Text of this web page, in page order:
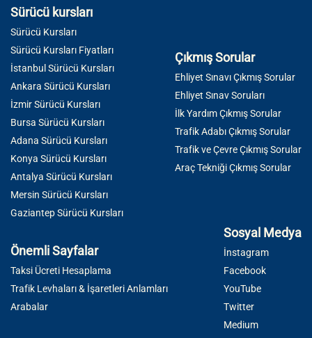
Sürücü kursları
Sürücü Kursları
Sürücü Kursları Fiyatları
İstanbul Sürücü Kursları
Ankara Sürücü Kursları
İzmir Sürücü Kursları
Bursa Sürücü Kursları
Adana Sürücü Kursları
Konya Sürücü Kursları
Antalya Sürücü Kursları
Mersin Sürücü Kursları
Gaziantep Sürücü Kursları
Çıkmış Sorular
Ehliyet Sınavı Çıkmış Sorular
Ehliyet Sınav Soruları
İlk Yardım Çıkmış Sorular
Trafik Adabı Çıkmış Sorular
Trafik ve Çevre Çıkmış Sorular
Araç Tekniği Çıkmış Sorular
Önemli Sayfalar
Taksi Ücreti Hesaplama
Trafik Levhaları & İşaretleri Anlamları
Arabalar
Sosyal Medya
İnstagram
Facebook
YouTube
Twitter
Medium